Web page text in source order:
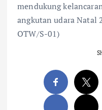
mendukung
angkutan udara Natal
OTW/S-01)